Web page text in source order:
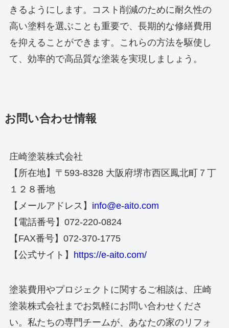
きるようにします。コスト削減のために耐久性の
高い塗料を選ぶことも重要で、長期的な修繕費用
を抑えることができます。これらの方法を駆使し
て、効率的で高品質な塗装を実現しましょう。
お問い合わせ情報
庄崎塗装株式会社
【所在地】〒593-8328 大阪府堺市西区鳳北町７丁
１２８番地
【メールアドレス】 info@e-aito.com
【電話番号】072-220-0824
【FAX番号】072-370-1775
【公式サイト】
https://e-aito.com/
塗装費用やプロジェクトに関するご相談は、庄崎
塗装株式会社までお気軽にお問い合わせくださ
い。私たちの専門チームが、あなたの家のリフォ